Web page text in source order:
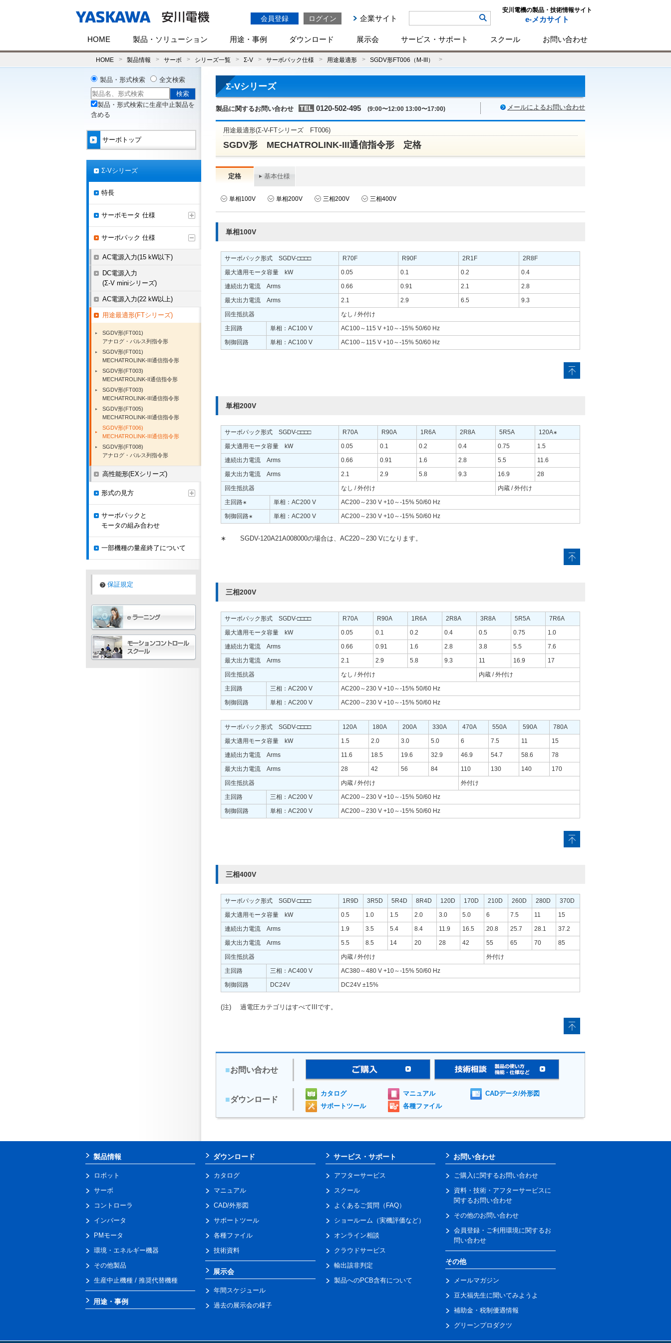
会員登録 ログイン 企業サイト
安川電機の製品・技術情報サイト
e-メカサイト
HOME 製品・ソリューション 用途・事例 ダウンロード 展示会 サービス・サポート スクール お問い合わせ
HOME 製品情報 サーボ シリーズ一覧 Σ-V サーボパック仕様 用途最適形 SGDV形FT006（M-III）
Σ-Vシリーズ
製品に関するお問い合わせ 0120-502-495 (9:00〜12:00 13:00〜17:00) メールによるお問い合わせ
用途最適形(Σ-V-FTシリーズ FT006)
SGDV形 MECHATROLINK-III通信指令形 定格
定格 基本仕様
単相100V 単相200V 三相200V 三相400V
単相100V
サーボパック形式 SGDV-□□□□ R70F R90F 2R1F
2R8F
最大適用モータ容量 kW
0.05 0.1 0.2
0.4
連続出力電流 Arms
0.66 0.91 2.1
2.8
最大出力電流 Arms
2.1 2.9 6.5
9.3
回生抵抗器
なし / 外付け
主回路
単相：AC100 V
AC100～115 V +10～-15% 50/60 Hz
制御回路
単相：AC100 V AC100～115 V +10～-15% 50/60 Hz
単相200V
サーボパック形式 SGDV-□□□□ R70A R90A 1R6A 2R8A 5R5A 120A∗
最大適用モータ容量 kW 0.05 0.1 0.2 0.4 0.75
1.5
連続出力電流 Arms
0.66 0.91 1.6 2.8 5.5
11.6
最大出力電流 Arms
2.1 2.9 5.8 9.3 16.9
28
回生抵抗器
なし / 外付け
内蔵 / 外付け
主回路∗ 単相：AC200 V
AC200～230 V +10～-15% 50/60 Hz
制御回路∗ 単相：AC200 V AC200～230 V +10～-15% 50/60 Hz
∗ SGDV-120A21A008000の場合は、AC220～230 Vになります。
三相200V
サーボパック形式 SGDV-□□□□ R70A R90A 1R6A 2R8A 3R8A 5R5A
7R6A
最大適用モータ容量 kW
0.05 0.1 0.2 0.4 0.5 0.75
1.0
連続出力電流 Arms
0.66 0.91 1.6 2.8 3.8 5.5
7.6
最大出力電流 Arms
2.1 2.9 5.8 9.3 11 16.9
17
回生抵抗器
なし / 外付け
内蔵 / 外付け
主回路
三相：AC200 V
AC200～230 V +10～-15% 50/60 Hz
制御回路
単相：AC200 V AC200～230 V +10～-15% 50/60 Hz
サーボパック形式 SGDV-□□□□ 120A 180A 200A 330A 470A 550A 590A
780A
最大適用モータ容量 kW
1.5 2.0 3.0 5.0 6 7.5 11
15
連続出力電流 Arms
11.6 18.5 19.6 32.9 46.9 54.7 58.6
78
最大出力電流 Arms
28 42 56 84 110 130 140
170
回生抵抗器
内蔵 / 外付け
外付け
主回路
三相：AC200 V
AC200～230 V +10～-15% 50/60 Hz
制御回路
単相：AC200 V AC200～230 V +10～-15% 50/60 Hz
三相400V
サーボパック形式 SGDV-□□□□ 1R9D 3R5D 5R4D 8R4D 120D 170D 210D 260D 280D
370D
最大適用モータ容量 kW
0.5 1.0 1.5 2.0 3.0 5.0 6 7.5 11
15
連続出力電流 Arms
1.9 3.5 5.4 8.4 11.9 16.5 20.8 25.7 28.1
37.2
最大出力電流 Arms
5.5 8.5 14 20 28 42 55 65 70
85
回生抵抗器
内蔵 / 外付け
外付け
主回路
三相：AC400 V
AC380～480 V +10～-15% 50/60 Hz
制御回路
DC24V DC24V ±15%
(注) 過電圧カテゴリはすべてIIIです。
■お問い合わせ
■ダウンロード
カタログ マニュアル
CADデータ/外形図
サポートツール
各種ファイル
製品・形式検索 全文検索
製品・形式検索に生産中止製品を
含める
サーボトップ
Σ-Vシリーズ
特長
サーボモータ 仕様
サーボパック 仕様
AC電源入力(15 kW以下)
DC電源入力
(Σ-V miniシリーズ)
AC電源入力(22 kW以上)
用途最適形(FTシリーズ)
SGDV形(FT001)
アナログ・パルス列指令形
SGDV形(FT001)
MECHATROLINK-III通信指令形
SGDV形(FT003)
MECHATROLINK-II通信指令形
SGDV形(FT003)
MECHATROLINK-III通信指令形
SGDV形(FT005)
MECHATROLINK-III通信指令形
SGDV形(FT006)
MECHATROLINK-III通信指令形
SGDV形(FT008)
アナログ・パルス列指令形
高性能形(EXシリーズ)
形式の見方
サーボパックと
モータの組み合わせ
一部機種の量産終了について
保証規定
製品情報
ロボット
サーボ
コントローラ
インバータ
PMモータ
環境・エネルギー機器
その他製品
生産中止機種 / 推奨代替機種
用途・事例
ダウンロード
カタログ
マニュアル
CAD/外形図
サポートツール
各種ファイル
技術資料
展示会
年間スケジュール
過去の展示会の様子
サービス・サポート
アフターサービス
スクール
よくあるご質問（FAQ）
ショールーム（実機評価など）
オンライン相談
クラウドサービス
輸出該非判定
製品へのPCB含有について
お問い合わせ
ご購入に関するお問い合わせ
資料・技術・アフターサービスに
関するお問い合わせ
その他のお問い合わせ
会員登録・ご利用環境に関するお
問い合わせ
その他
メールマガジン
豆大福先生に聞いてみようよ
補助金・税制優遇情報
グリーンプロダクツ